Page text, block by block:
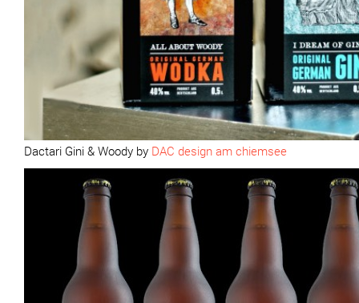
Dactari Gini & Woody by DAC design am chiemsee